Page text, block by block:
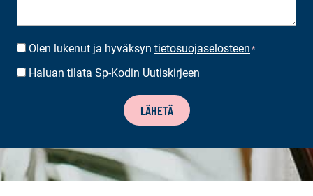
SUOSTUMUS*
Olen lukenut ja hyväksyn tietosuojaselosteen *
UUTISKIRJEEN
Haluan tilata Sp-Kodin Uutiskirjeen
LÄHETÄ